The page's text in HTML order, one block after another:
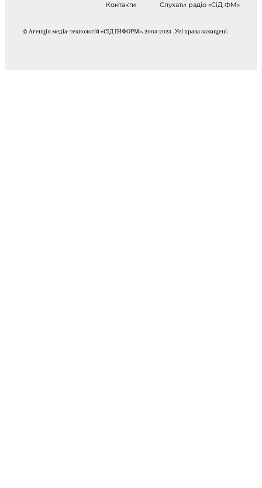
Контакти
Слухати радіо «СіД ФМ»
© Агенція медіа-технологій «СІД ІНФОРМ», 2003-2023 . Усі права захищені.